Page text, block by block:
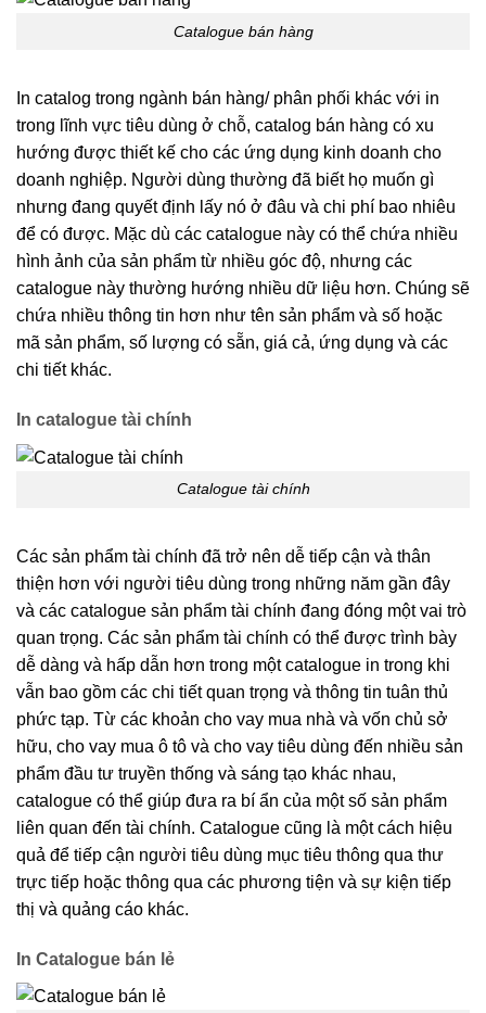
Catalogue bán hàng
In catalog trong ngành bán hàng/ phân phối khác với in
trong lĩnh vực tiêu dùng ở chỗ, catalog bán hàng có xu
hướng được thiết kế cho các ứng dụng kinh doanh cho
doanh nghiệp. Người dùng thường đã biết họ muốn gì
nhưng đang quyết định lấy nó ở đâu và chi phí bao nhiêu
để có được. Mặc dù các catalogue này có thể chứa nhiều
hình ảnh của sản phẩm từ nhiều góc độ, nhưng các
catalogue này thường hướng nhiều dữ liệu hơn. Chúng sẽ
chứa nhiều thông tin hơn như tên sản phẩm và số hoặc
mã sản phẩm, số lượng có sẵn, giá cả, ứng dụng và các
chi tiết khác.
In catalogue tài chính
Catalogue tài chính
Các sản phẩm tài chính đã trở nên dễ tiếp cận và thân
thiện hơn với người tiêu dùng trong những năm gần đây
và các catalogue sản phẩm tài chính đang đóng một vai trò
quan trọng. Các sản phẩm tài chính có thể được trình bày
dễ dàng và hấp dẫn hơn trong một catalogue in trong khi
vẫn bao gồm các chi tiết quan trọng và thông tin tuân thủ
phức tạp. Từ các khoản cho vay mua nhà và vốn chủ sở
hữu, cho vay mua ô tô và cho vay tiêu dùng đến nhiều sản
phẩm đầu tư truyền thống và sáng tạo khác nhau,
catalogue có thể giúp đưa ra bí ẩn của một số sản phẩm
liên quan đến tài chính. Catalogue cũng là một cách hiệu
quả để tiếp cận người tiêu dùng mục tiêu thông qua thư
trực tiếp hoặc thông qua các phương tiện và sự kiện tiếp
thị và quảng cáo khác.
In Catalogue bán lẻ